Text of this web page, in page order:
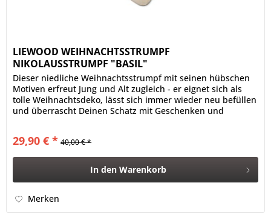
LIEWOOD WEIHNACHTSSTRUMPF
NIKOLAUSSTRUMPF "BASIL"
Dieser niedliche Weihnachtsstrumpf mit seinen hübschen
Motiven erfreut Jung und Alt zugleich - er eignet sich als
tolle Weihnachtsdeko, lässt sich immer wieder neu befüllen
und überrascht Deinen Schatz mit Geschenken und
29,90 € * 40,00 € *
In den Warenkorb
Merken